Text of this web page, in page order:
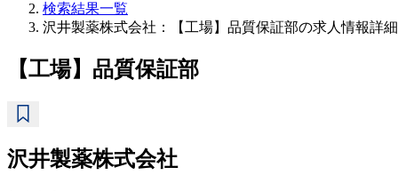
検索結果一覧
沢井製薬株式会社：【工場】品質保証部の求人情報詳細
【工場】品質保証部
沢井製薬株式会社